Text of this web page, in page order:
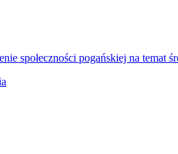
społeczności pogańskiej na temat